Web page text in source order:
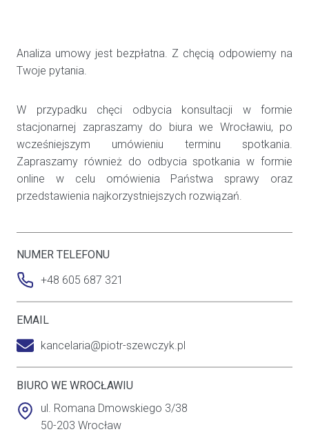
Analiza umowy jest bezpłatna. Z chęcią odpowiemy na
Twoje pytania.
W przypadku chęci odbycia konsultacji w formie
stacjonarnej zapraszamy do biura we Wrocławiu, po
wcześniejszym umówieniu terminu spotkania.
Zapraszamy również do odbycia spotkania w formie
online w celu omówienia Państwa sprawy oraz
przedstawienia najkorzystniejszych rozwiązań.
NUMER TELEFONU
+48 605 687 321
EMAIL
kancelaria@piotr-szewczyk.pl
BIURO WE WROCŁAWIU
ul. Romana Dmowskiego 3/38
50-203 Wrocław